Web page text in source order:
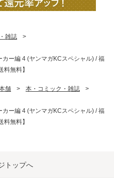
雑誌
>
カー編 4 (ヤンマガKCスペシャル) / 福
無料】
舗 > 本・コミック・雑誌
>
カー編 4 (ヤンマガKCスペシャル) / 福
無料】
トップへ